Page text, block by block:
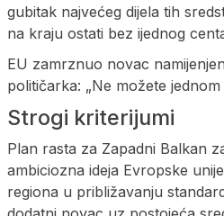
gubitak najvećeg dijela tih
na kraju ostati bez ijednog
EU zamrznuo novac
političarka: „Ne možete
Strogi kriterijumi
Plan rasta za Zapadni Balkan
ambiciozna ideja Evropske
regiona u približavanju